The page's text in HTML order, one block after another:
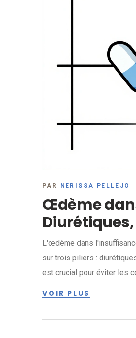
PAR NERISSA PELLEJO
Œdème
L'œdème dans
sur trois piliers :
est crucial pour éviter les
VOIR PLUS